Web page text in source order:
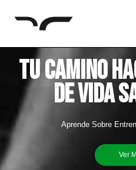
Tu Camino
de Vida
Aprende Sobre
Ver